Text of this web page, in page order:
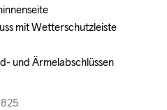
mit Wetterschutzleiste
und Ärmelabschlüssen
mit Wetterschutzleiste
und Ärmelabschlüssen